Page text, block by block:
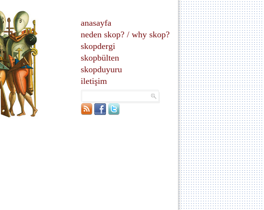
anasayfa
neden skop? / why skop?
skopdergi
skopbülten
skopduyuru
iletişim